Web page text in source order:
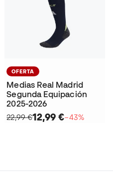
OFERTA
Medias Real Madrid
Segunda Equipación
2025-2026
22,99 €12,99 €−43%